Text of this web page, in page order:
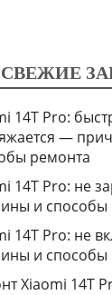
СВЕЖИЕ
14T Pro:
—
ремонта
14T Pro: не
и способы
14T Pro: не
и способы
Xiaomi 14T